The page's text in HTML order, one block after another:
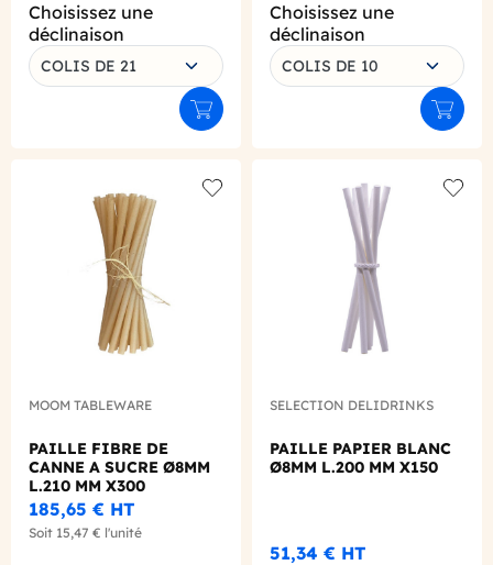
Choisissez une
déclinaison
COLIS DE 21
Ajouter au panier
Choisissez une
déclinaison
COLIS DE 10
MOOM TABLEWARE
PAILLE FIBRE DE
CANNE A SUCRE Ø8MM
L.210 MM X300
185,65 € HT
Soit 15,47 € l'unité
SELECTION DELIDRINKS
PAILLE PAPIER BLANC
Ø8MM L.200 MM X150
51,34 € HT